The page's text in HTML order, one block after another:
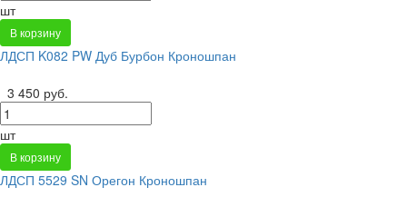
шт
В корзину
ЛДСП K082 PW Дуб Бурбон Кроношпан
3 450 руб.
шт
В корзину
ЛДСП 5529 SN Орегон Кроношпан